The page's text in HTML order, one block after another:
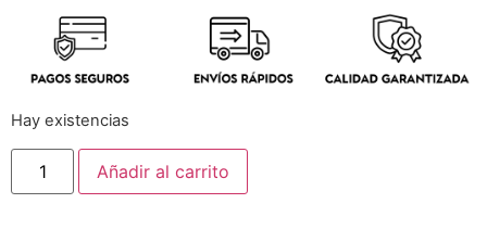
Hay existencias
Añadir al carrito